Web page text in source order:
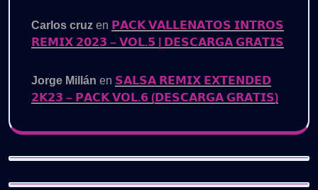
Carlos cruz en 𝗣𝗔𝗖𝗞 𝗩𝗔𝗟𝗟𝗘𝗡𝗔𝗧𝗢𝗦 𝗜𝗡𝗧𝗥𝗢𝗦
𝗥𝗘𝗠𝗜𝗫 𝟮𝟬𝟮𝟯 – 𝗩𝗢𝗟.𝟱 | 𝗗𝗘𝗦𝗖𝗔𝗥𝗚𝗔 𝗚𝗥𝗔𝗧𝗜𝗦
Jorge Millán en 𝗦𝗔𝗟𝗦𝗔 𝗥𝗘𝗠𝗜𝗫 𝗘𝗫𝗧𝗘𝗡𝗗𝗘𝗗
𝟮𝗞𝟮𝟯 – 𝗣𝗔𝗖𝗞 𝗩𝗢𝗟.𝟲 (𝗗𝗘𝗦𝗖𝗔𝗥𝗚𝗔 𝗚𝗥𝗔𝗧𝗜𝗦)